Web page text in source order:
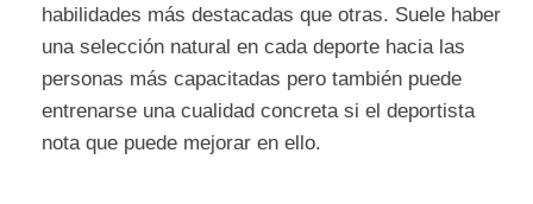
habilidades más destacadas que otras. Suele haber
una selección natural en cada deporte hacia las
personas más capacitadas pero también puede
entrenarse una cualidad concreta si el deportista
nota que puede mejorar en ello.